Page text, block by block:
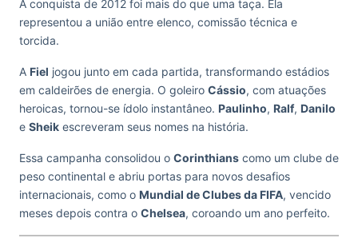
A conquista de 2012 foi mais do que uma taça. Ela
representou a união entre elenco, comissão técnica e
torcida.
A Fiel jogou junto em cada partida, transformando estádios
em caldeirões de energia. O goleiro Cássio, com atuações
heroicas, tornou-se ídolo instantâneo. Paulinho, Ralf, Danilo
e Sheik escreveram seus nomes na história.
Essa campanha consolidou o Corinthians como um clube de
peso continental e abriu portas para novos desafios
internacionais, como o Mundial de Clubes da FIFA, vencido
meses depois contra o Chelsea, coroando um ano perfeito.